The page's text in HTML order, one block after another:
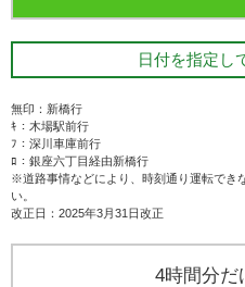
日付を指定し
無印：新橋行
ｷ：木場駅前行
ﾌ：深川車庫前行
ﾛ：銀座六丁目経由新橋行
※道路事情などにより、時刻通り運転でき
い。
改正日：2025年3月31日改正
4時間分だ